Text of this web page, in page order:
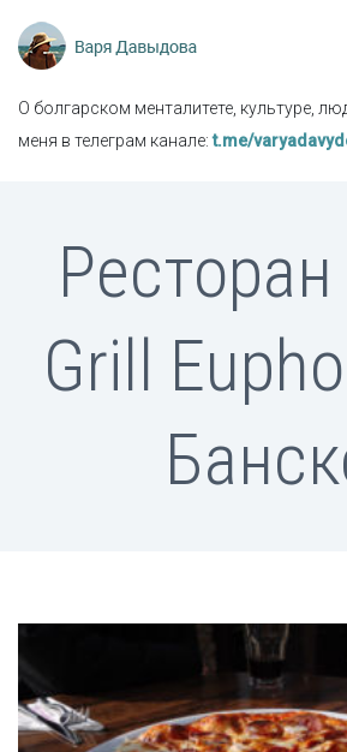
О болгарском менталитете, культуре,
меня в телеграм канале:t.me/
Grill